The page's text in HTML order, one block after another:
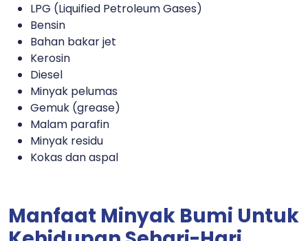
LPG (Liquified Petroleum Gases)
Bensin
Bahan bakar jet
Kerosin
Diesel
Minyak pelumas
Gemuk (grease)
Malam parafin
Minyak residu
Kokas dan aspal
Manfaat Minyak Bumi Untuk